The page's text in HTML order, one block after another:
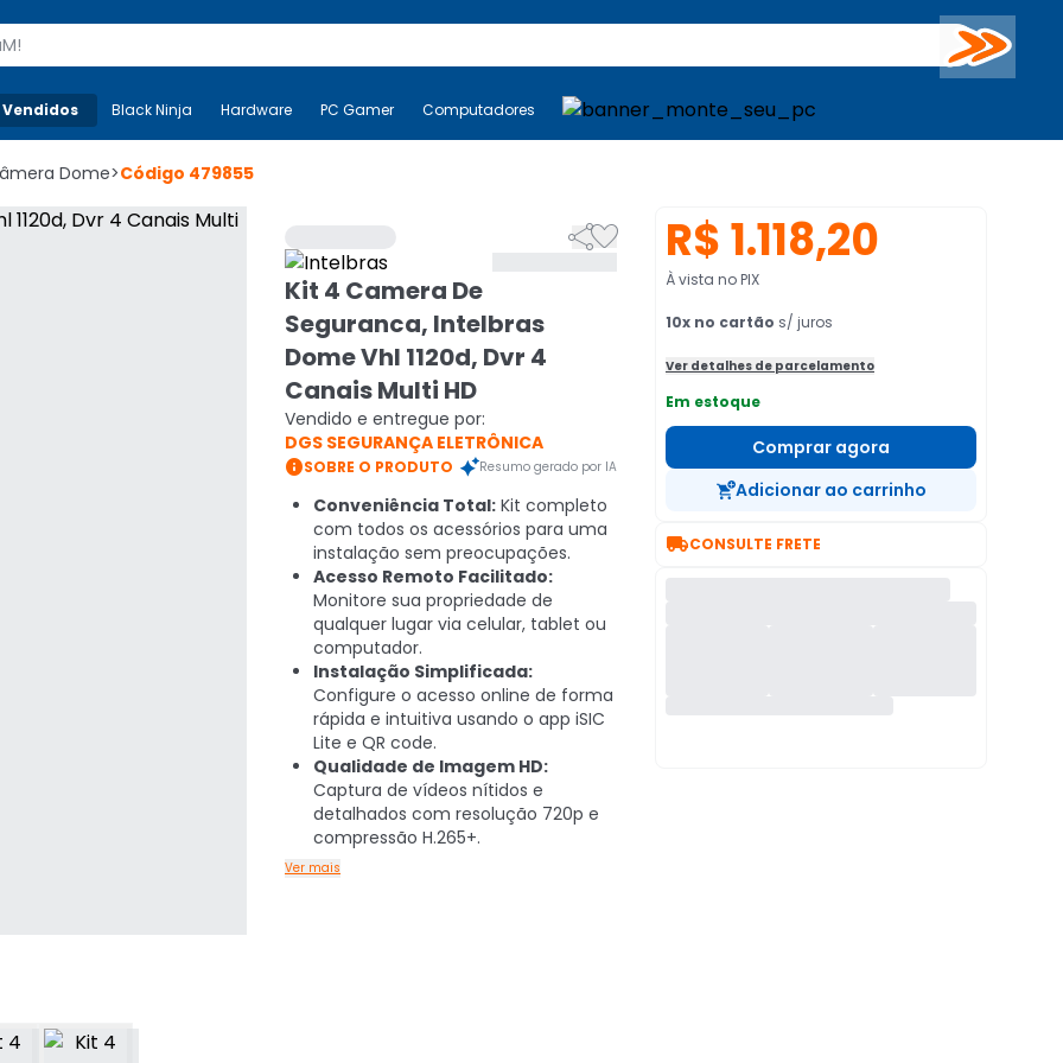
Buscar
Mais-v- Black Ninja Hardware PC Gamer Computadores Periféricos TV Venda no KaBuM!
Black Ninja Hardware PC Gamer Computadores Periféricos TV Venda no KaBuM!
Dome>Código 479855

Kit 4 Camera De
Seguranca, Intelbras
Dome Vhl 1120d, Dvr 4
Canais Multi HD
Vendido e entregue por:
DGS SEGURANÇA ELETRÔNICA
SOBRE O PRODUTO Resumo gerado por IA
Conveniência Total: Kit completo
com todos os acessórios para uma
instalação sem preocupações.
Acesso Remoto Facilitado:
Monitore sua propriedade de
qualquer lugar via celular, tablet ou
computador.
Instalação Simplificada:
Configure o acesso online de forma
rápida e intuitiva usando o app iSIC
Lite e QR code.
Qualidade de Imagem HD:
Captura de vídeos nítidos e
detalhados com resolução 720p e
compressão H.265+.
Ver mais
R$ 1.118,20
À vista no PIX
10x no cartão s/ juros
Ver detalhes de parcelamento
Em estoque
Comprar agora
Adicionar ao carrinho
CONSULTE FRETE